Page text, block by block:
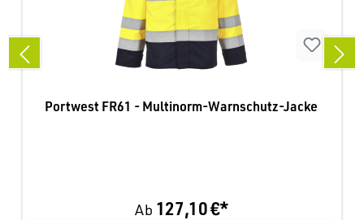
Portwest FR61 - Multinorm-Warnschutz-Jacke
Ab 127,10 €*